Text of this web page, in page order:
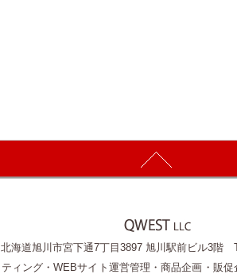
海道旭川市宮下通7丁目3897 旭川駅前ビル3階
ィング・WEBサイト運営管理・商品企画・販